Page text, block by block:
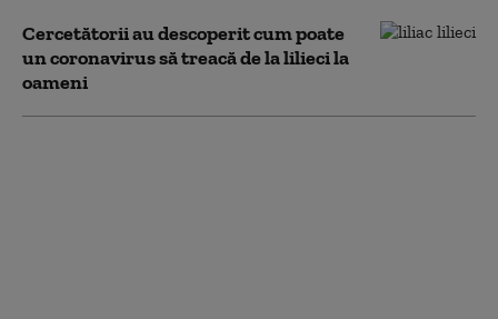
Cercetătorii au descoperit cum poate
un coronavirus să treacă de la lilieci la
oameni